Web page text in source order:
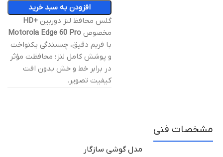
افزودن به سبد خرید
گلس محافظ لنز دوربین +HD
مخصوص Motorola Edge 60 Pro
با فریم دقیق، چسبندگی یکنواخت
و پوشش کامل لنز؛ محافظت مؤثر
در برابر خط و خش بدون افت
کیفیت تصویر.
مشخصات فنی
مدل گوشی سازگار